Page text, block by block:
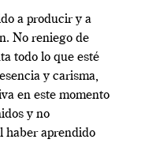
a producir y a
No reniego de
todo lo que esté
y carisma,
en este momento
y no
haber aprendido